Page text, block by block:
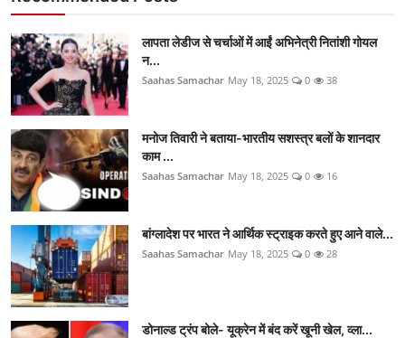
लापता लेडीज से चर्चाओं में आईं अभिनेत्री नितांशी गोयल
न...
Saahas Samachar May 18, 2025 0 38
मनोज तिवारी ने बताया-भारतीय सशस्त्र बलों के शानदार
काम ...
Saahas Samachar May 18, 2025 0 16
बांग्लादेश पर भारत ने आर्थिक स्ट्राइक करते हुए आने वाले...
Saahas Samachar May 18, 2025 0 28
डोनाल्ड ट्रंप बोले- यूक्रेन में बंद करें खूनी खेल, व्ला...